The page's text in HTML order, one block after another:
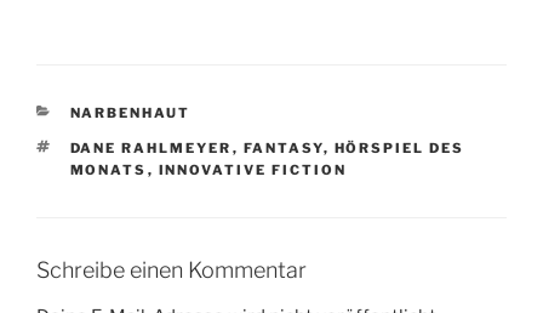
KATEGORIEN
NARBENHAUT
SCHLAGWÖRTER
DANE RAHLMEYER , FANTASY, HÖRSPIEL DES
MONATS , INNOVATIVE FICTION
Schreibe einen Kommentar